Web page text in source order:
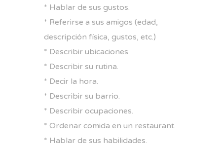
* Hablar de sus gustos.
* Referirse a sus amigos (edad,
descripción física, gustos, etc.)
* Describir ubicaciones.
* Describir su rutina.
* Decir la hora.
* Describir su barrio.
* Describir ocupaciones.
* Ordenar comida en un restaurant.
* Hablar de sus habilidades.